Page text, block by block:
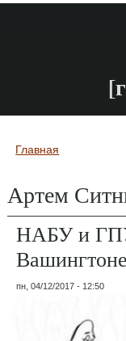
Вы здесь
Главная
Артем
НАБУ и
Вашингтоне
пн, 04/12/2017 - 12:50